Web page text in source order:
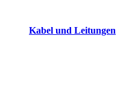
Kabel und Leitungen